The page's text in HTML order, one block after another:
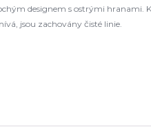
designem s ostrými
jsou zachovány čisté linie.